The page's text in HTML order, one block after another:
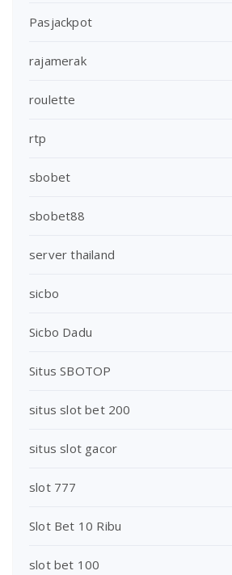
Pasjackpot
rajamerak
roulette
rtp
sbobet
sbobet88
server thailand
sicbo
Sicbo Dadu
Situs SBOTOP
situs slot bet 200
situs slot gacor
slot 777
Slot Bet 10 Ribu
slot bet 100